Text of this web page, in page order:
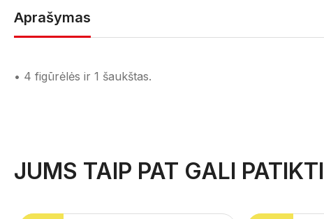
Aprašymas
• 4 figūrėlės ir 1 šaukštas.
JUMS TAIP PAT GALI PATIKTI